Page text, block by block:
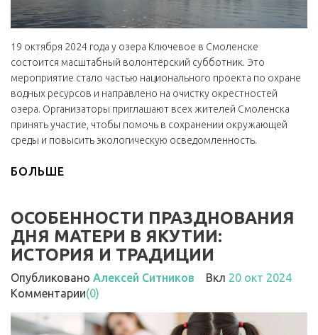
19 октября 2024 года у озера Ключевое в Смоленске
состоится масштабный волонтёрский субботник. Это
мероприятие стало частью национального проекта по охране
водных ресурсов и направлено на очистку окрестностей
озера. Организаторы приглашают всех жителей Смоленска
принять участие, чтобы помочь в сохранении окружающей
среды и повысить экологическую осведомленность.
БОЛЬШЕ
ОСОБЕННОСТИ ПРАЗДНОВАНИЯ
ДНЯ МАТЕРИ В ЯКУТИИ:
ИСТОРИЯ И ТРАДИЦИИ
Опубликовано Алексей Ситников Вкл 20 окт 2024
Комментарии(0)